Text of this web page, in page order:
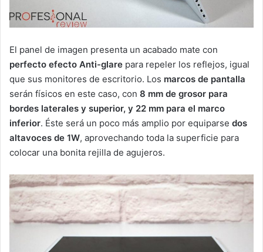
El panel de imagen presenta un acabado mate con
perfecto efecto Anti-glare para repeler los reflejos, igual
que sus monitores de escritorio. Los marcos de pantalla
serán físicos en este caso, con 8 mm de grosor para
bordes laterales y superior, y 22 mm para el marco
inferior. Éste será un poco más amplio por equiparse dos
altavoces de 1W, aprovechando toda la superficie para
colocar una bonita rejilla de agujeros.